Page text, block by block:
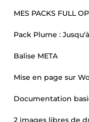
MES PACKS FULL
Pack Plume :
Balise META
Mise en page sur
Documentation
2 images libres de